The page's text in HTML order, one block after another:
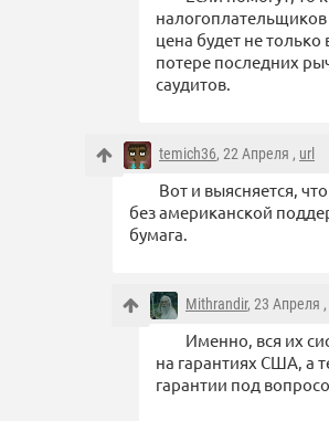
цена будет не только
потере последних
саудитов.
temich36, 22 Апреля , url
Вот и выясняется,
без американской
бумага.
Mithrandir, 23 Апреля ,
Именно, вся их
на гарантиях США, а
гарантии под